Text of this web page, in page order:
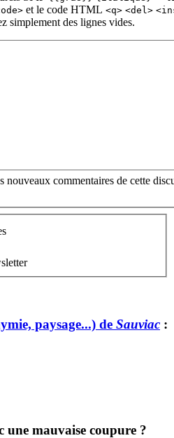
et le code HTML <q> <del>
simplement des lignes vides.
nouveaux commentaires de cette
paysage...) de Sauviac :
une mauvaise coupure ?